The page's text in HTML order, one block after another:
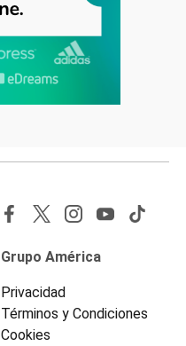
Grupo América
Privacidad
Términos y Condiciones
Cookies